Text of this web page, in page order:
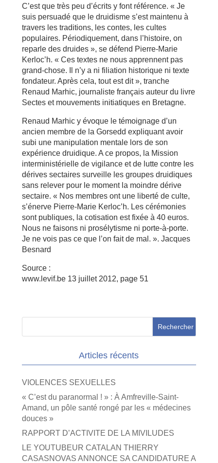
C’est que très peu d’écrits y font référence. « Je
suis persuadé que le druidisme s’est maintenu à
travers les traditions, les contes, les cultes
populaires. Périodiquement, dans l’histoire, on
reparle des druides », se défend Pierre-Marie
Kerloc’h. « Ces textes ne nous apprennent pas
grand-chose. Il n’y a ni filiation historique ni texte
fondateur. Après cela, tout est dit », tranche
Renaud Marhic, journaliste français auteur du livre
Sectes et mouvements initiatiques en Bretagne.
Renaud Marhic y évoque le témoignage d’un
ancien membre de la Gorsedd expliquant avoir
subi une manipulation mentale lors de son
expérience druidique. A ce propos, la Mission
interministérielle de vigilance et de lutte contre les
dérives sectaires surveille les groupes druidiques
sans relever pour le moment la moindre dérive
sectaire. « Nos membres ont une liberté de culte,
s’énerve Pierre-Marie Kerloc’h. Les cérémonies
sont publiques, la cotisation est fixée à 40 euros.
Nous ne faisons ni prosélytisme ni porte-à-porte.
Je ne vois pas ce que l’on fait de mal. ». Jacques
Besnard
Source :
www.levif.be 13 juillet 2012, page 51
Articles récents
VIOLENCES SEXUELLES
« C’est du paranormal ! » : À Amfreville-Saint-
Amand, un pôle santé rongé par les « médecines
douces »
RAPPORT D’ACTIVITE DE LA MIVILUDES
LE YOUTUBEUR CATALAN THIERRY
CASASNOVAS ANNONCE SA CANDIDATURE A